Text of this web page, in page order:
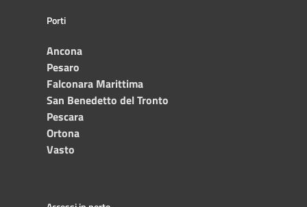
Porti
Ancona
Pesaro
Falconara Marittima
San Benedetto del Tronto
Pescara
Ortona
Vasto